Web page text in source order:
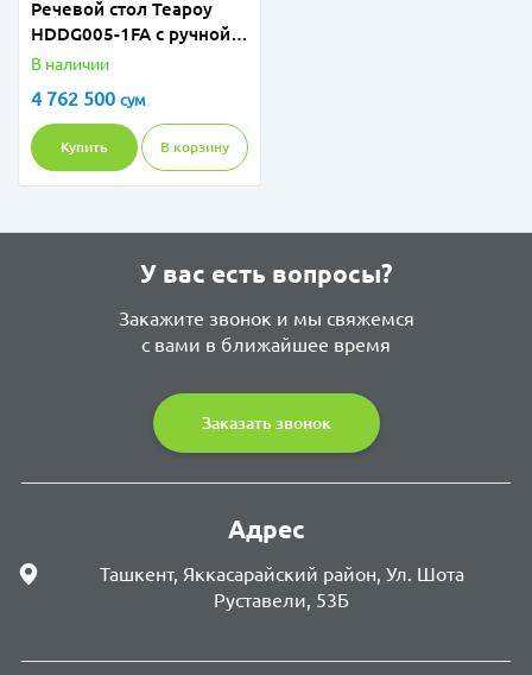
Речевой стол Teapoy
HDDG005-1FA с ручной
регулировкой высоты и
В наличии
4 762 500 сум
Купить В корзину
У вас есть вопросы?
Закажите звонок и мы свяжемся
с вами в ближайшее время
Заказать звонок
Адрес
Ташкент, Яккасарайский район, Ул. Шота
Руставели, 53Б